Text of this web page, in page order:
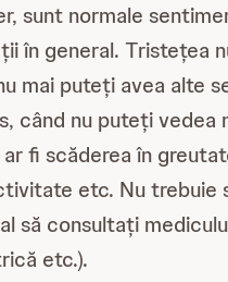
sunt normale
în general. Tristețea
mai puteți avea alte
când nu puteți vedea
fi scăderea în
etc. Nu
să consultați
etc.).